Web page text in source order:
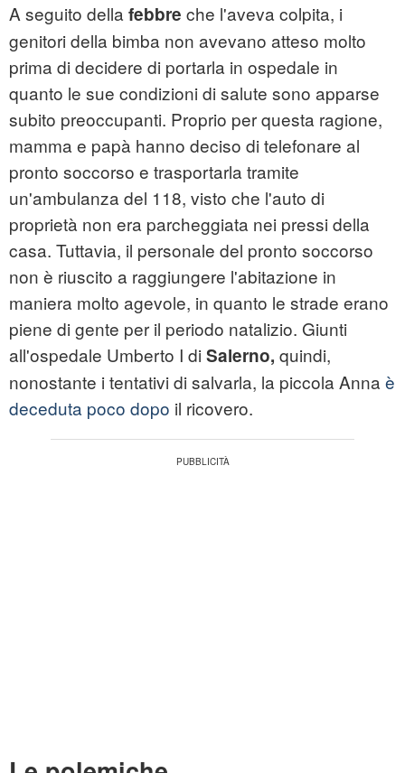
A seguito della febbre che l'aveva colpita, i
genitori della bimba non avevano atteso molto
prima di decidere di portarla in ospedale in
quanto le sue condizioni di salute sono apparse
subito preoccupanti. Proprio per questa ragione,
mamma e papà hanno deciso di telefonare al
pronto soccorso e trasportarla tramite
un'ambulanza del 118, visto che l'auto di
proprietà non era parcheggiata nei pressi della
casa. Tuttavia, il personale del pronto soccorso
non è riuscito a raggiungere l'abitazione in
maniera molto agevole, in quanto le strade erano
piene di gente per il periodo natalizio. Giunti
all'ospedale Umberto I di Salerno, quindi,
nonostante i tentativi di salvarla, la piccola Anna è
deceduta poco dopo il ricovero.